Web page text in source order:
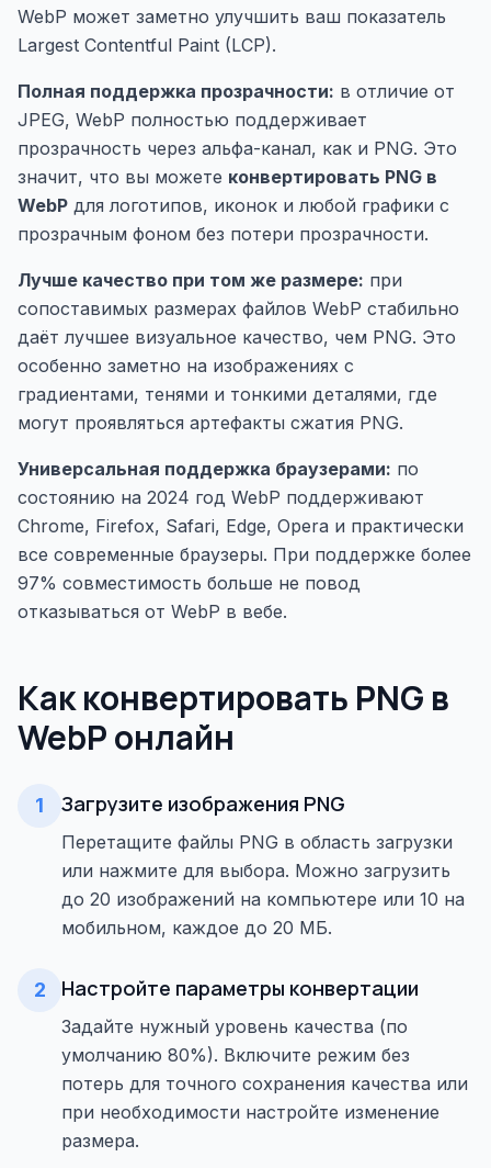
WebP может заметно улучшить ваш показатель
Largest Contentful Paint (LCP).
Полная поддержка прозрачности: в отличие от
JPEG, WebP полностью поддерживает
прозрачность через альфа-канал, как и PNG. Это
значит, что вы можете конвертировать PNG в
WebP для логотипов, иконок и любой графики с
прозрачным фоном без потери прозрачности.
Лучше качество при том же размере: при
сопоставимых размерах файлов WebP стабильно
даёт лучшее визуальное качество, чем PNG. Это
особенно заметно на изображениях с
градиентами, тенями и тонкими деталями, где
могут проявляться артефакты сжатия PNG.
Универсальная поддержка браузерами: по
состоянию на 2024 год WebP поддерживают
Chrome, Firefox, Safari, Edge, Opera и практически
все современные браузеры. При поддержке более
97% совместимость больше не повод
отказываться от WebP в вебе.
Как конвертировать PNG в
WebP онлайн
1 Загрузите изображения PNG
Перетащите файлы PNG в область загрузки
или нажмите для выбора. Можно загрузить
до 20 изображений на компьютере или 10 на
мобильном, каждое до 20 МБ.
2 Настройте параметры конвертации
Задайте нужный уровень качества (по
умолчанию 80%). Включите режим без
потерь для точного сохранения качества или
при необходимости настройте изменение
размера.